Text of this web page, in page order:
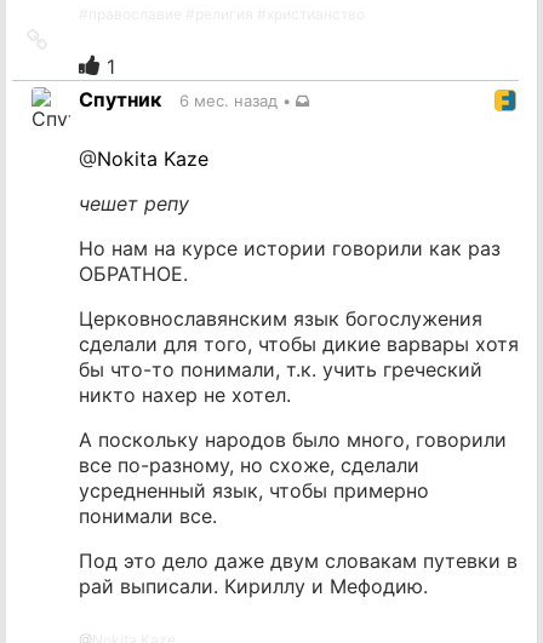
источник
1
Спутник
6 мес. назад •
@Nokita Kaze
чешет репу
Но нам на курсе истории говорили как раз
ОБРАТНОЕ.
Церковнославянским язык богослужения
сделали для того, чтобы дикие варвары хотя
бы что-то понимали, т.к. учить греческий
никто нахер не хотел.
А поскольку народов было много, говорили
все по-разному, но схоже, сделали
усредненный язык, чтобы примерно
понимали все.
Под это дело даже двум словакам путевки в
рай выписали. Кириллу и Мефодию.